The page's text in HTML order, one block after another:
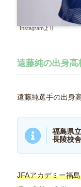
Instagramより
遠藤純の出身高
遠藤純選手の出身
福島県
長陵校舎
JFAアカデミー福